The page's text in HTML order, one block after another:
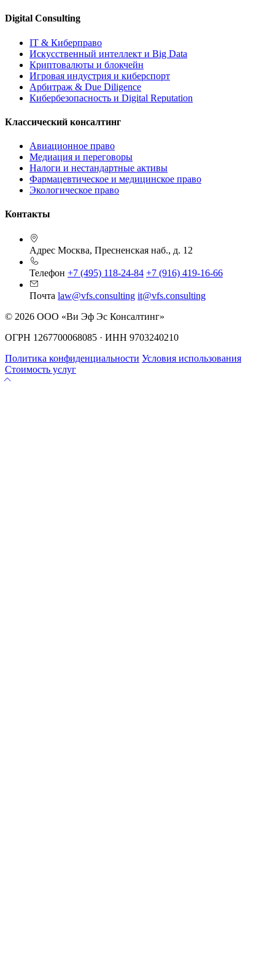
Digital Consulting
IT & Киберправо
Искусственный интеллект и Big Data
Криптовалюты и блокчейн
Игровая индустрия и киберспорт
Арбитраж & Due Diligence
Кибербезопасность и Digital Reputation
Классический консалтинг
Авиационное право
Медиация и переговоры
Налоги и нестандартные активы
Фармацевтическое и медицинское право
Экологическое право
Контакты
Адрес Москва, Пресненская наб., д. 12
Телефон +7 (495) 118-24-84 +7 (916) 419-16-66
Почта law@vfs.consulting it@vfs.consulting
© 2026 ООО «Ви Эф Эс Консалтинг»
ОГРН 1267700068085 · ИНН 9703240210
Политика конфиденциальности Условия использования
Стоимость услуг